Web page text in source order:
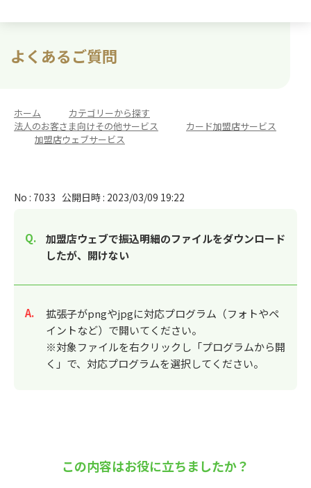
よくあるご質問
ホーム カテゴリーから探す
法人のお客さま向けその他サービス
カード加盟店サービス
加盟店ウェブサービス
No : 7033 公開日時 : 2023/03/09 19:22
加盟店ウェブで振込明細のファイルをダウンロード
したが、開けない
回答
拡張子がpngやjpgに対応プログラム（フォトやペ
イントなど）で開いてください。
※対象ファイルを右クリックし「プログラムから開
く」で、対応プログラムを選択してください。
この内容はお役に立ちましたか？